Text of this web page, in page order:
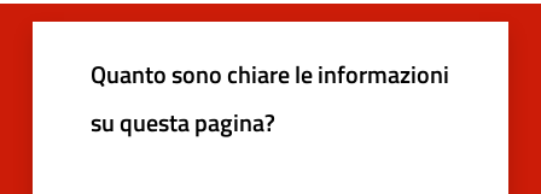
Quanto sono chiare le informazioni
su questa pagina?